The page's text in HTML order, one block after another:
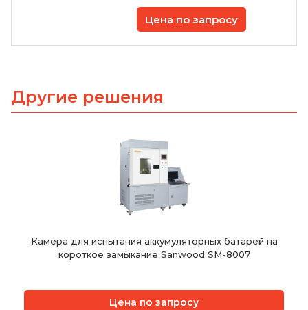
Цена по запросу
Другие решения
Камера для испытания аккумуляторных батарей на
короткое замыкание Sanwood SM-8007
Цена по запросу